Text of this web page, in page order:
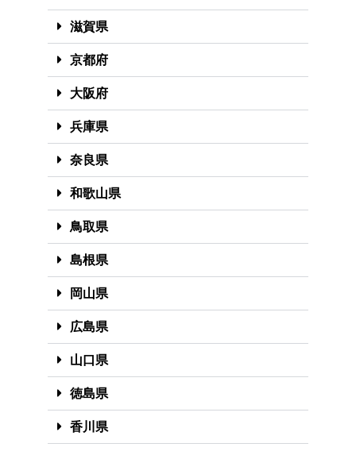
滋賀県
京都府
大阪府
兵庫県
奈良県
和歌山県
鳥取県
島根県
岡山県
広島県
山口県
徳島県
香川県